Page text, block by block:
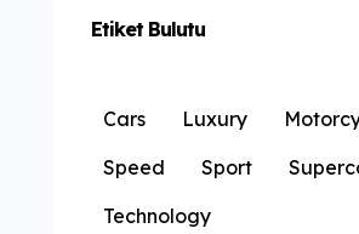
Etiket Bulutu
Cars Luxury
Speed
Sport
Technology